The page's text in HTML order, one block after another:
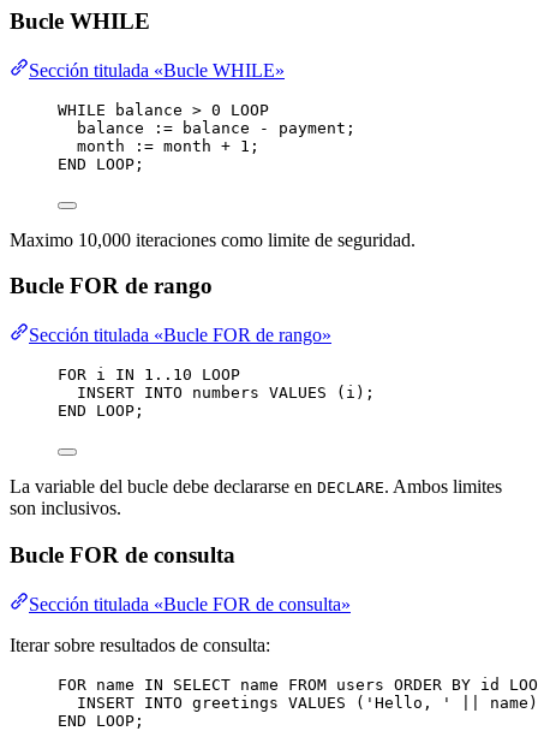
Bucle WHILE
Sección titulada «Bucle WHILE»
WHILE balance > 0
LOOP
balance : = balance -
payment;
month : = month + 1 ;
END
LOOP ;
Maximo 10,000 iteraciones como limite de seguridad.
Bucle FOR de rango
Sección titulada «Bucle FOR de rango»
FOR i IN 1 .. 10
LOOP
INSERT INTO numbers VALUES (i);
END
LOOP ;
La variable del bucle debe declararse en DECLARE. Ambos limites
son inclusivos.
Bucle FOR de consulta
Sección titulada «Bucle FOR de consulta»
Iterar sobre resultados de consulta:
FOR name IN SELECT name FROM users ORDER BY id
INSERT INTO greetings VALUES ( ' Hello, ' name
END
LOOP ;